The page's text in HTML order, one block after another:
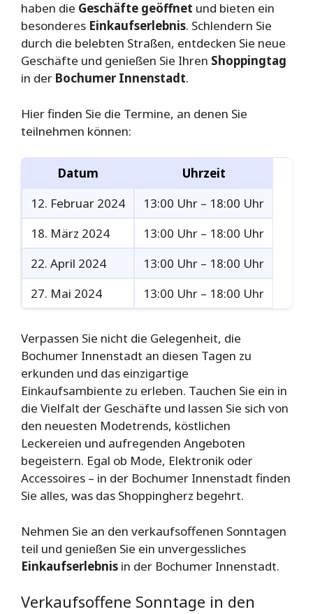
haben die Geschäfte geöffnet und bieten ein
besonderes Einkaufserlebnis. Schlendern Sie
durch die belebten Straßen, entdecken Sie neue
Geschäfte und genießen Sie Ihren Shoppingtag
in der Bochumer Innenstadt.
Hier finden Sie die Termine, an denen Sie
teilnehmen können:
Datum
Uhrzeit
12. Februar 2024
13:00 Uhr – 18:00 Uhr
18. März 2024
13:00 Uhr – 18:00 Uhr
22. April 2024
13:00 Uhr – 18:00 Uhr
27. Mai 2024
13:00 Uhr – 18:00 Uhr
Verpassen Sie nicht die Gelegenheit, die
Bochumer Innenstadt an diesen Tagen zu
erkunden und das einzigartige
Einkaufsambiente zu erleben. Tauchen Sie ein in
die Vielfalt der Geschäfte und lassen Sie sich von
den neuesten Modetrends, köstlichen
Leckereien und aufregenden Angeboten
begeistern. Egal ob Mode, Elektronik oder
Accessoires – in der Bochumer Innenstadt finden
Sie alles, was das Shoppingherz begehrt.
Nehmen Sie an den verkaufsoffenen Sonntagen
teil und genießen Sie ein unvergessliches
Einkaufserlebnis in der Bochumer Innenstadt.
Verkaufsoffene Sonntage in den